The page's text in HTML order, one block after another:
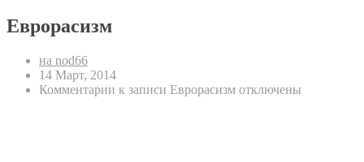
Еврорасизм
на nod66
14 Март, 2014
Комментарии к записи Еврорасизм отключены